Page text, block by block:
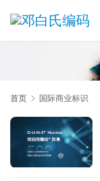
首页 国际商业标识